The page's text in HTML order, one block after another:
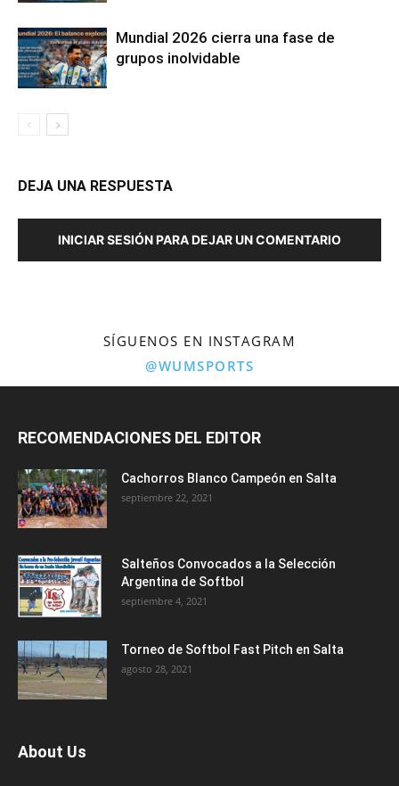
Mundial 2026 cierra una fase de
grupos inolvidable
DEJA UNA RESPUESTA
INICIAR SESIÓN PARA DEJAR UN COMENTARIO
SÍGUENOS EN INSTAGRAM
@WUMSPORTS
RECOMENDACIONES DEL EDITOR
Cachorros Blanco Campeón en Salta
septiembre 22, 2021
Salteños Convocados a la Selección
Argentina de Softbol
septiembre 4, 2021
Torneo de Softbol Fast Pitch en Salta
agosto 28, 2021
About Us